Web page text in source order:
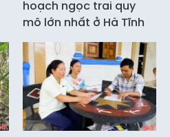
hoạch ngọc trai quy
mô lớn nhất ở Hà Tĩnh